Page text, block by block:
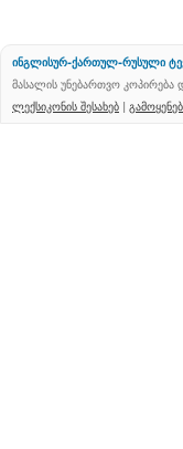
ინგლისურ-ქართულ-რუსული
მასალის უნებართვო
ლექსიკონის შესახებ |